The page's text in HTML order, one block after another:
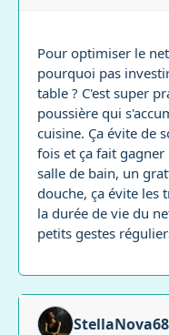
Pour optimiser le
pourquoi pas
table ? C'est super
poussière qui
cuisine. Ça évite de
fois et ça fait
salle de bain, un
douche, ça évite les
la durée de vie du
petits gestes
StellaNova68